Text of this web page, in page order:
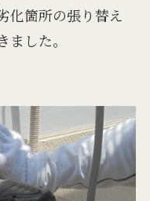
化箇所の張り替え
した。